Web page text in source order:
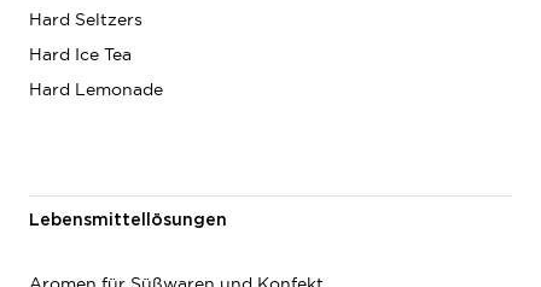
Hard Seltzers
Hard Ice Tea
Hard Lemonade
Lebensmittellösungen